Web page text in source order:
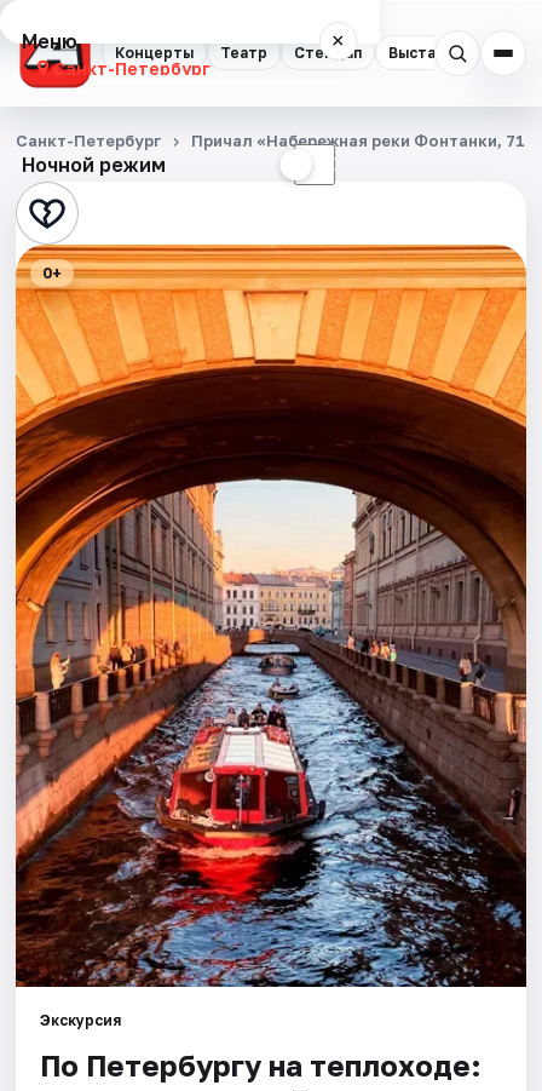
Концерты Театр Стендап Выставки
Меню ×
Санкт-Петербург
Концерты
Театр
Стендап
Выставки
Квесты
Экскурсии
Спорт
События
Города
Площадки
Артисты
Рейтинги
Ночной режим ☾
Санкт-Петербург Причал «Набережная реки Фонтанки, 71»
0+
Экскурсия
По Петербургу на теплоходе: